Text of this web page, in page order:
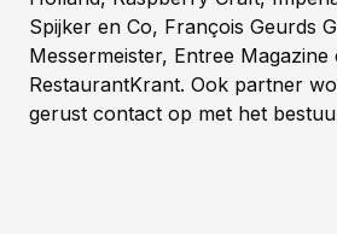
Spijker en Co, François Geurds
Messermeister, Entree Magazine
RestaurantKrant. Ook partner
gerust contact op met het